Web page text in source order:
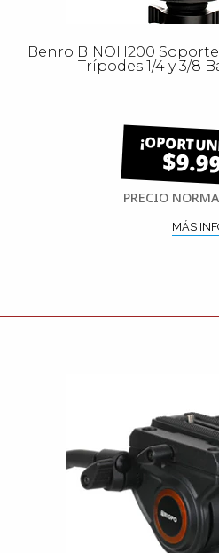
Benro BINOH200
Trípodes 1/4 y 3/8
PRECIO
MÁS